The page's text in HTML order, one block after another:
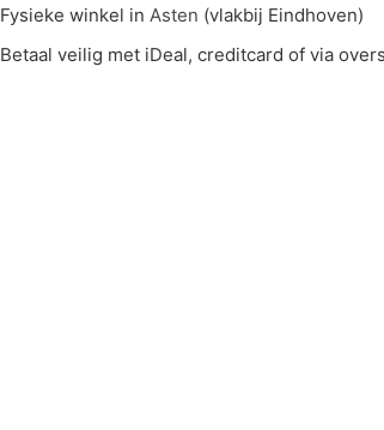
Fysieke winkel in Asten (vlakbij Eindhoven)
Betaal veilig met iDeal, creditcard of via